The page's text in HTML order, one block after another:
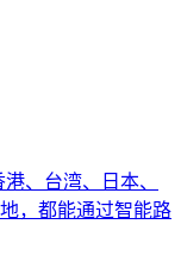
、台湾、日本、
，都能通过智能路